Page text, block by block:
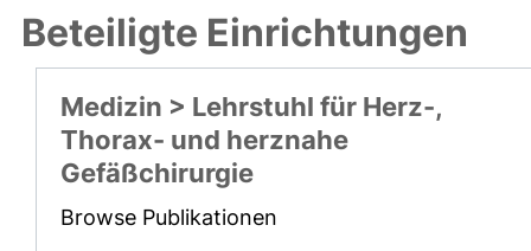
Beteiligte Einrichtungen
Medizin > Lehrstuhl für Herz-,
Thorax- und herznahe
Gefäßchirurgie
Browse Publikationen